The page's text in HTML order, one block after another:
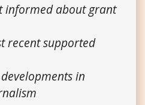
informed about grant
recent supported
in